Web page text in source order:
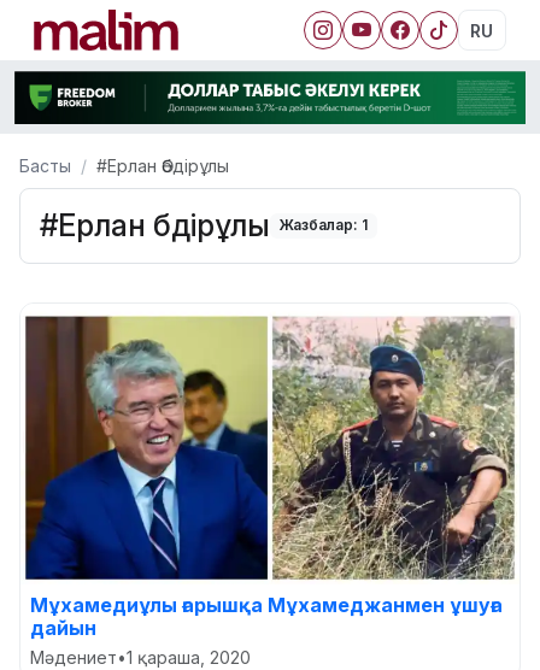
RU
Басты #Ерлан Әбдірұлы
#Ерлан Әбдірұлы Жазбалар: 1
Мұхамедиұлы ғарышқа Мұхамеджанмен ұшуға
дайын
Мәдениет•1 қараша, 2020